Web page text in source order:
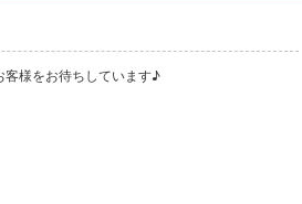
客様をお待ちしています♪